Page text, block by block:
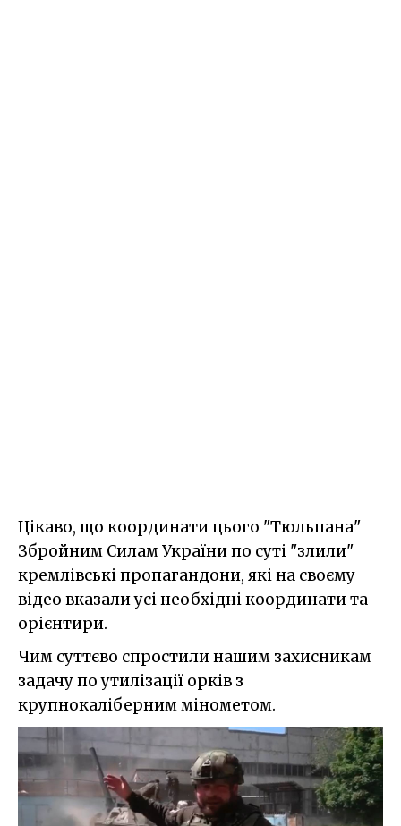
Цікаво, що координати цього "Тюльпана"
Збройним Силам України по суті "злили"
кремлівські пропагандони, які на своєму
відео вказали усі необхідні координати та
орієнтири.
Чим суттєво спростили нашим захисникам
задачу по утилізації орків з
крупнокаліберним мінометом.